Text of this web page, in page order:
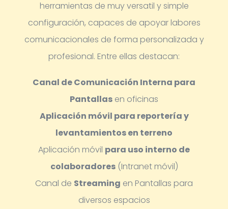
herramientas de muy versatil y simple
configuración, capaces de apoyar labores
comunicacionales de forma personalizada y
profesional. Entre ellas destacan:
Canal de Comunicación Interna para
Pantallas en oficinas
Aplicación móvil para reportería y
levantamientos en terreno
Aplicación móvil para uso interno de
colaboradores(Intranet móvil)
Canal de Streaming en Pantallas para
diversos espacios